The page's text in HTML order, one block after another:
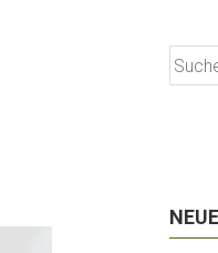
Suche
nach: